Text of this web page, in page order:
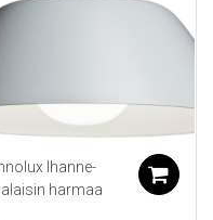
Ihanne-
harmaa